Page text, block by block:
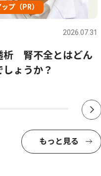
プ（PR）
2026.07.31
析 腎不全とはどん
ょうか？
もっと見る